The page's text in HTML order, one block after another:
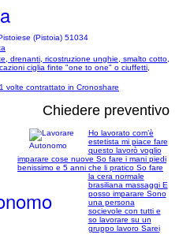
(Pistoia) 51034
drenanti, ricostruzione unghie, smalto cotto,
ciglia finte "one to one" o ciuffetti,
1 volte contrattato in Cronoshare
Chiedere preventivo
Ho lavorato com’è
estetista mi piace fare
questo lavorò voglio
imparare cose nuove So fare i mani piedi
benissimo e 5 anni che li pratico So fare
la cera normale
brasiliana massaggi E
posso imparare Sono
una persona
socievole con tutti e
so lavorare su un
gruppo lavoro Sarei